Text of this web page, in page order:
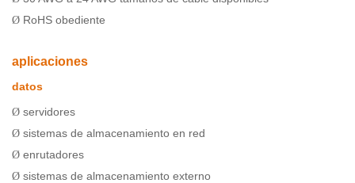
Ø RoHS obediente
aplicaciones
datos
Ø servidores
Ø sistemas de almacenamiento en red
Ø enrutadores
Ø sistemas de almacenamiento externo